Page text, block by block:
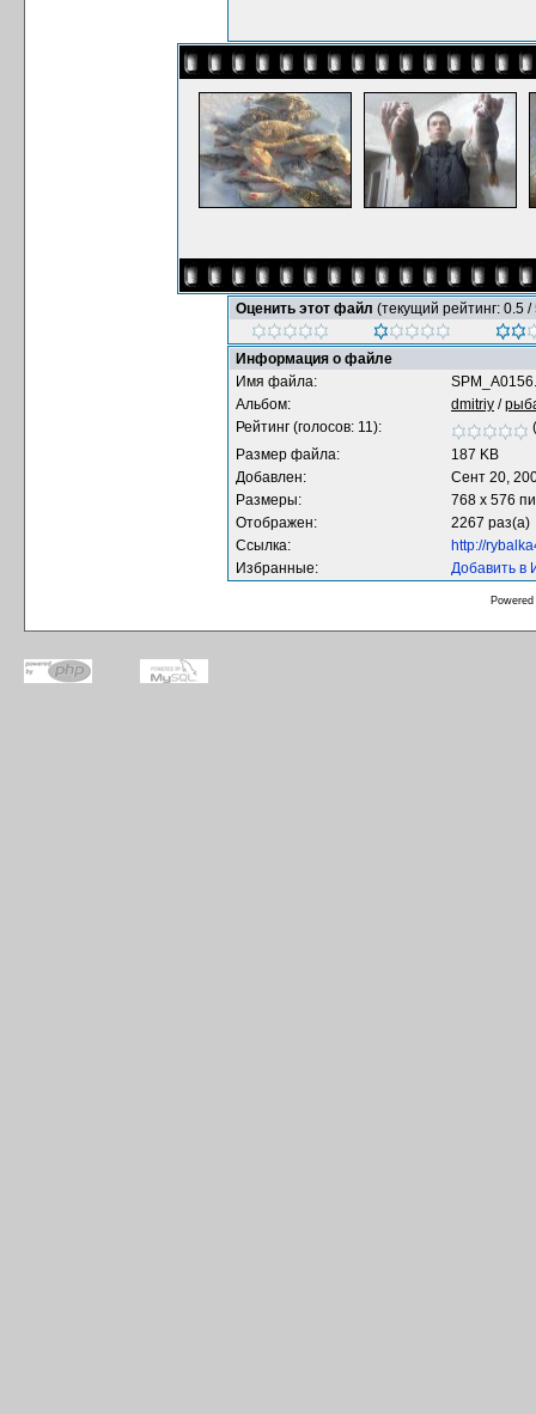
Оценить этот файл (текущий рейтинг: 0.5 /
Информация о файле
Имя файла:
Альбом:
dmitriy /
Рейтинг (голосов: 11):
(
Размер файла:
187 KB
Добавлен:
Сент 20,
Размеры:
768 x 576
Отображен:
2267 раз(а)
Ссылка:
http://
Избранные:
Добавить в